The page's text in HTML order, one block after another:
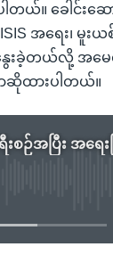
ယ်။ ခေါင်းဆေ
အရေး၊ မူး
းခဲ့တယ်လို့ အမေ
ာဆိုထားပါတယ်။
currently